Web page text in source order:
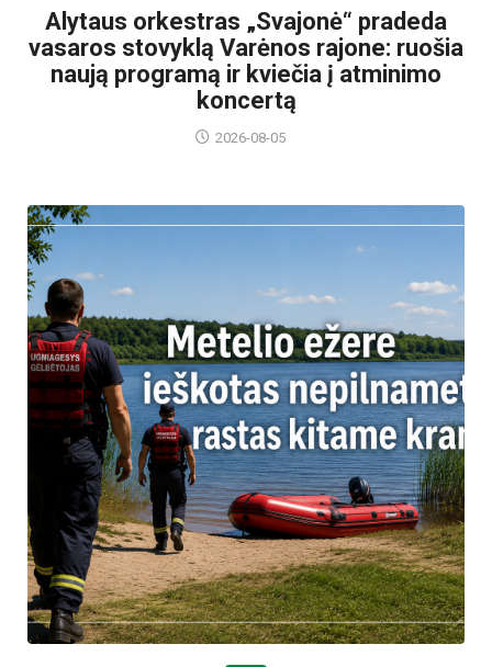
Alytaus orkestras „Svajonė“ pradeda
vasaros stovyklą Varėnos rajone: ruošia
naują programą ir kviečia į atminimo
koncertą
2026-08-05